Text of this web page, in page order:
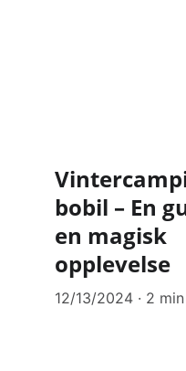
bobil – En
en magisk
opplevelse
12/13/2024 2